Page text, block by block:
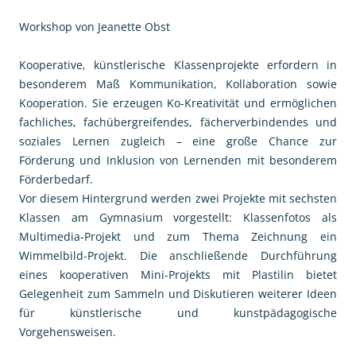
Workshop von Jeanette Obst
Kooperative, künstlerische Klassenprojekte erfordern in
besonderem Maß Kommunikation, Kollaboration sowie
Kooperation. Sie erzeugen Ko-Kreativität und ermöglichen
fachliches, fachübergreifendes, fächerverbindendes und
soziales Lernen zugleich – eine große Chance zur
Förderung und Inklusion von Lernenden mit besonderem
Förderbedarf.
Vor diesem Hintergrund werden zwei Projekte mit sechsten
Klassen am Gymnasium vorgestellt: Klassenfotos als
Multimedia-Projekt und zum Thema Zeichnung ein
Wimmelbild-Projekt. Die anschließende Durchführung
eines kooperativen Mini-Projekts mit Plastilin bietet
Gelegenheit zum Sammeln und Diskutieren weiterer Ideen
für künstlerische und kunstpädagogische
Vorgehensweisen.